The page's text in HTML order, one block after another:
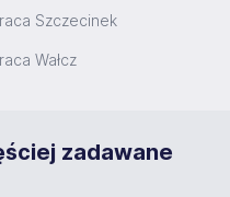
Szczecinek
Wałcz
zadawane